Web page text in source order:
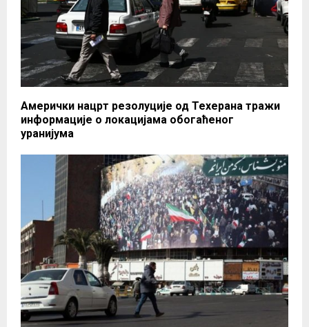
Амерички нацрт резолуције од Техерана тражи
информације о локацијама обогаћеног
уранијума